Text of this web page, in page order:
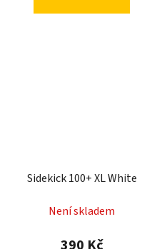
Sidekick 100+ XL White
Není skladem